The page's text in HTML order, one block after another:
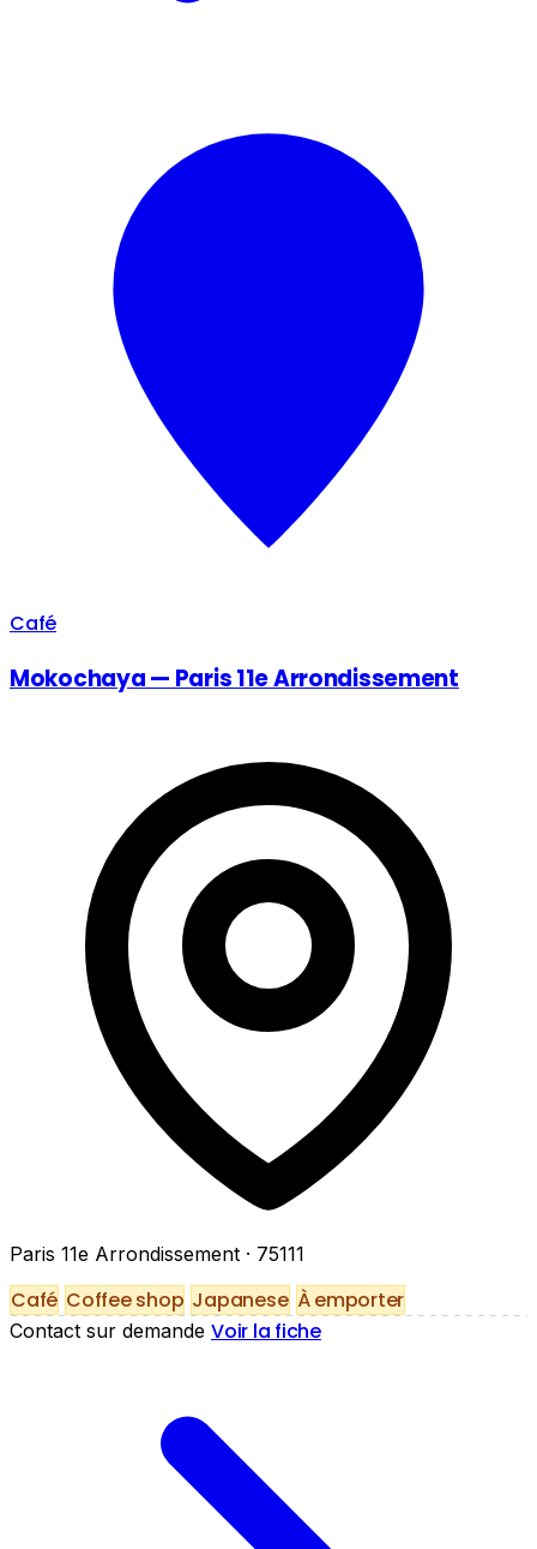
Café
Mokochaya — Paris 11e Arrondissement
Paris 11e Arrondissement · 75111
Café Coffee shop Japanese À emporter
Contact sur demande Voir la fiche